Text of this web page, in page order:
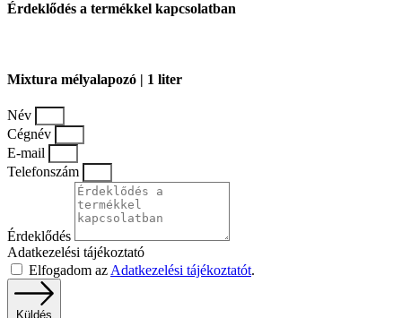
Érdeklődés a termékkel kapcsolatban
Mixtura mélyalapozó | 1 liter
Név
Cégnév
E-mail
Telefonszám
Érdeklődés
Adatkezelési tájékoztató
Elfogadom az Adatkezelési tájékoztatót.
Küldés